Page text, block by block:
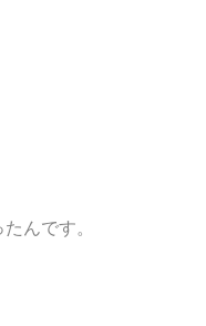
んです。